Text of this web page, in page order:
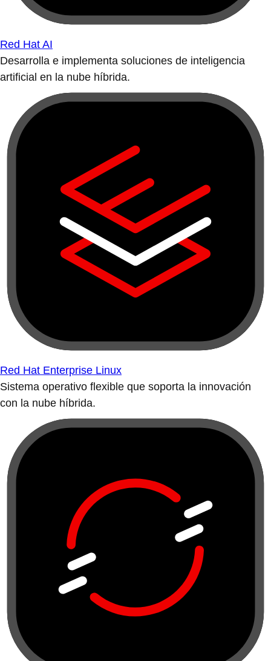
Red Hat AI
Desarrolla e implementa soluciones de inteligencia
artificial en la nube híbrida.
Red Hat Enterprise Linux
Sistema operativo flexible que soporta la innovación
con la nube híbrida.